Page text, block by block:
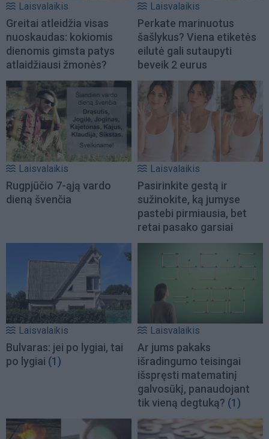
Laisvalaikis
Greitai atleidžia visas
nuoskaudas: kokiomis
dienomis gimsta patys
atlaidžiausi žmonės?
Laisvalaikis
Perkate marinuotus
šašlykus? Viena etiketės
eilutė gali sutaupyti
beveik 2 eurus
Laisvalaikis
Rugpjūčio 7-ąją vardo
dieną švenčia
Laisvalaikis
Pasirinkite gestą ir
sužinokite, ką jumyse
pastebi pirmiausia, bet
retai pasako garsiai
Laisvalaikis
Bulvaras: jei po lygiai, tai
po lygiai (1)
Laisvalaikis
Ar jums pakaks
išradingumo teisingai
išspręsti matematinį
galvosūkį, panaudojant
tik vieną degtuką? (1)